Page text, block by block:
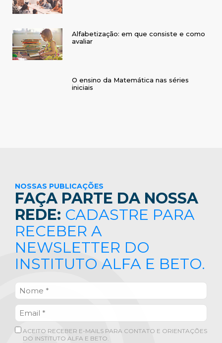
Alfabetização: em que consiste e como
avaliar
O ensino da Matemática nas séries
iniciais
NOSSAS PUBLICAÇÕES
FAÇA PARTE DA NOSSA
REDE: CADASTRE PARA
RECEBER A
NEWSLETTER DO
INSTITUTO ALFA E BETO.
ACEITO RECEBER E-MAILS PARA CONTATO E ORIENTAÇÕES
DO INSTITUTO ALFA E BETO.